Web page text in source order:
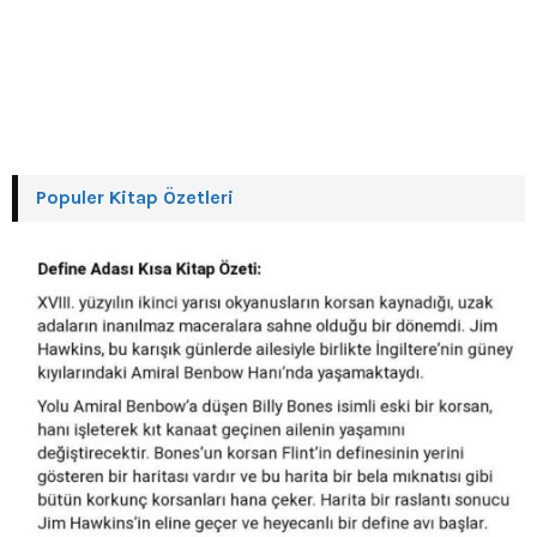
Populer Kitap Özetleri